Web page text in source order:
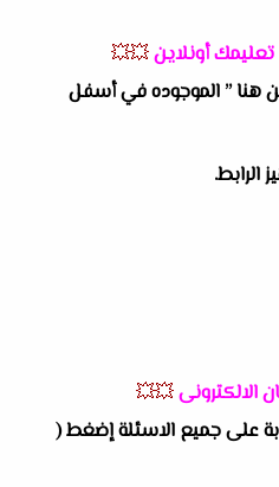
أونلاين💥💥
” الموجوده في أسفل
الالكترونى💥💥
على جميع الاسئلة إضغط (